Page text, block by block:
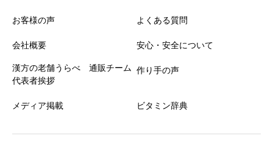
お客様の声 よくある質問
会社概要 安心・安全について
漢方の老舗うらべ 通販チーム
代表者挨拶
作り手の声
メディア掲載 ビタミン辞典